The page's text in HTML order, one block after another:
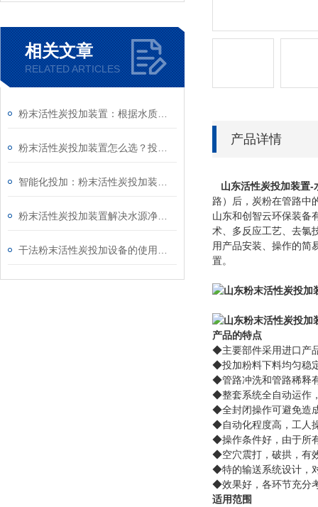
相关文章
RELATED ARTICLES
产品详情
山东活性炭投加装置-
路）后，炭粉在管路中
山东和创智云环保装备
术、多反应工艺、去氯
用产品安装、操作的简
置。
产品的特点
◆主要部件采用进口产
◆投加粉料下料均匀稳
◆管路冲洗和管路稀释
◆整套系统全自动运作
◆全封闭操作可避免造
◆自动化程度高，工人
◆操作条件好，由于所
◆空穴震打，破拱，有
◆特的输送系统设计，
◆效果好，各环节充分
适用范围